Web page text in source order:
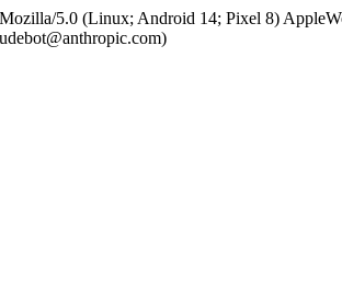
5.0 (Linux; Android 14; Pixel 8)